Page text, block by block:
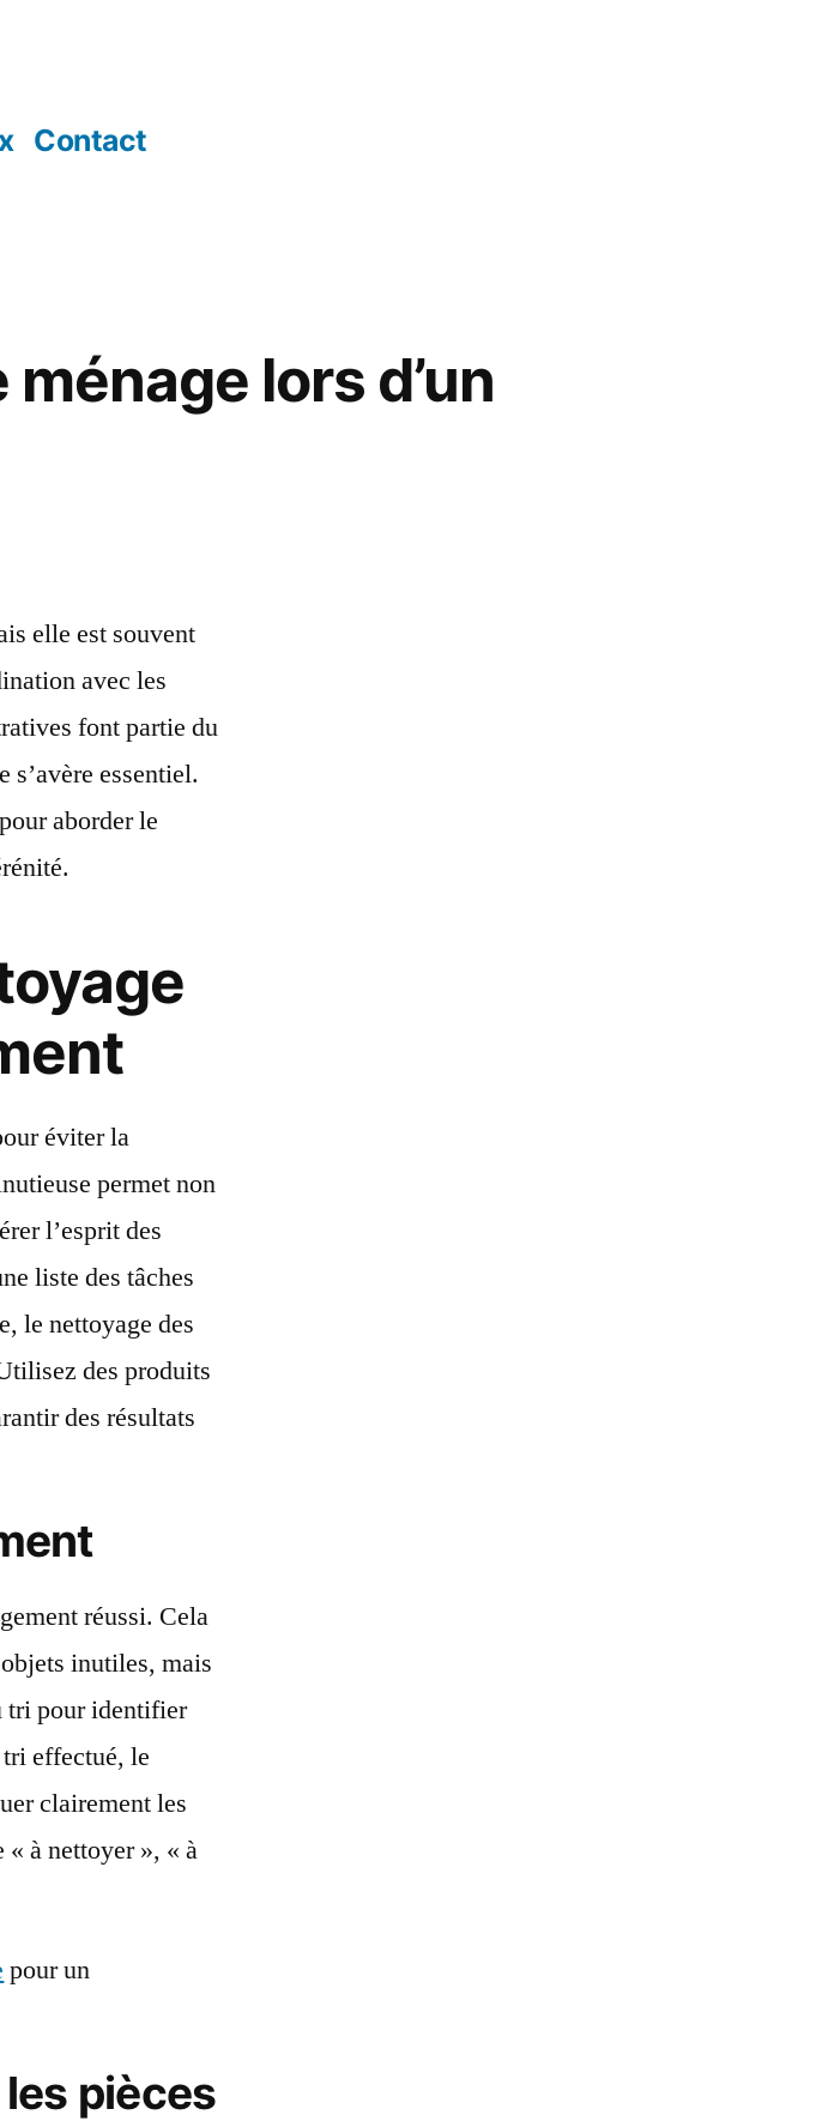
Contact
lors d’un
elle est souvent
avec les
font partie du
essentiel.
aborder le
éviter la
permet non
l’esprit des
liste des tâches
le nettoyage des
des produits
des résultats
réussi. Cela
inutiles, mais
tri pour identifier
effectué, le
clairement les
à nettoyer », « à
pour un
pièces